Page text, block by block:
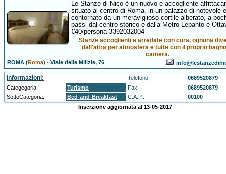
Le Stanze di Nico è un nuovo e accogliente
situato al centro di Roma, in un palazzo di notevole e
contornato da un meraviglioso cortile alberato, a
passi dal centro storico e dalla Metro Lepanto e
€40/persona 3392032004
Stanze accoglienti e arredate con cura, ognuna
dall'altra per atmosfera e tutte con il proprio
camera.
ROMA (Roma) -Viale delle Milizie, 76
Informazioni: Telefono:
0689520879
Categegoria:
Turismo Fax:
0689520879
SottoCategoria:
Bed-and-Breakfast C.A.P.:
00100
Inserzione aggiornata al 13-05-2017